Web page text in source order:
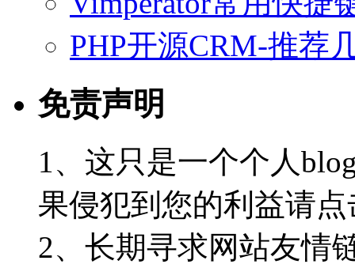
PHP开源CRM-推荐
免责声明
1、这只是一个个人
果侵犯到您的利益请
2、长期寻求网站友情